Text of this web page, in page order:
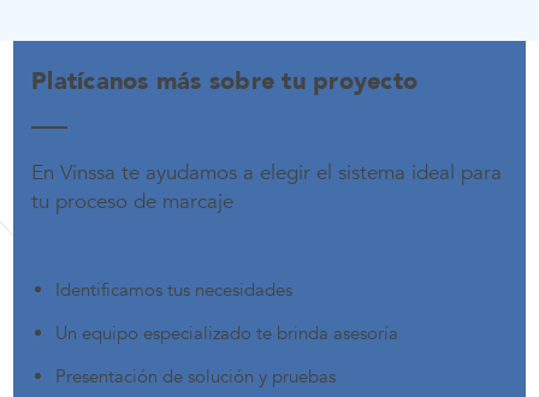
Platícanos más sobre tu proyecto
En Vinssa te ayudamos a elegir el sistema ideal para
tu proceso de marcaje
Identificamos tus necesidades
Un equipo especializado te brinda asesoría
Presentación de solución y pruebas